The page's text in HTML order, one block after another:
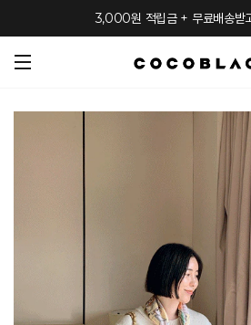
3,000원 적립금 + 무료배송받